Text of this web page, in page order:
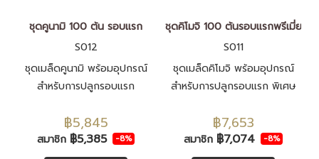
ชุดคูนามิ 100 ต้น รอบแรก
S012
ชุดเมล็ดคูนามิ พร้อมอุปกรณ์
สำหรับการปลูกรอบแรก
฿5,845
สมาชิก ฿5,385 -8%
ชุดคิโมจิ 100 ต้นรอบแรกพรีเมี่ยม
S011
ชุดเมล็ดคิโมจิ พร้อมอุปกรณ์
สำหรับการปลูกรอบแรก พิเศษ
เครื่องวัดความหวานและ ตาชั่ง
แขวน
฿7,653
สมาชิก ฿7,074 -8%